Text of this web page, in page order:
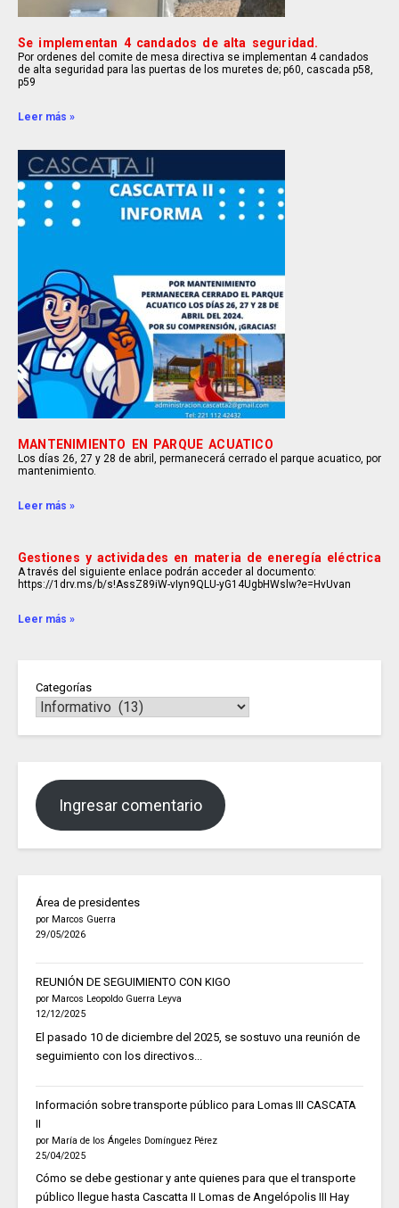
Se implementan 4 candados de alta seguridad.
Por ordenes del comite de mesa directiva se implementan 4 candados
de alta seguridad para las puertas de los muretes de; p60, cascada p58,
p59
Leer más »
MANTENIMIENTO EN PARQUE ACUATICO
Los días 26, 27 y 28 de abril, permanecerá cerrado el parque acuatico, por
mantenimiento.
Leer más »
Gestiones y actividades en materia de eneregía eléctrica
A través del siguiente enlace podrán acceder al documento:
https://1drv.ms/b/s!AssZ89iW-vIyn9QLU-yG14UgbHWslw?e=HvUvan
Leer más »
Categorías
Ingresar comentario
Área de presidentes
por Marcos Guerra
29/05/2026
REUNIÓN DE SEGUIMIENTO CON KIGO
por Marcos Leopoldo Guerra Leyva
12/12/2025
El pasado 10 de diciembre del 2025, se sostuvo una reunión de
seguimiento con los directivos...
Información sobre transporte público para Lomas III CASCATA
II
por María de los Ángeles Domínguez Pérez
25/04/2025
Cómo se debe gestionar y ante quienes para que el transporte
público llegue hasta Cascatta II Lomas de Angelópolis III Hay